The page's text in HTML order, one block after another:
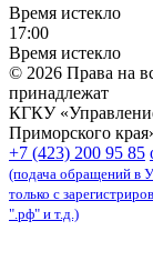
Время истекло
17:00
Время истекло
© 2026 Права на
принадлежат
КГКУ
Приморского
+7 (423) 200 95 85
(подача обращений в
только с
".рф" и т.д.)